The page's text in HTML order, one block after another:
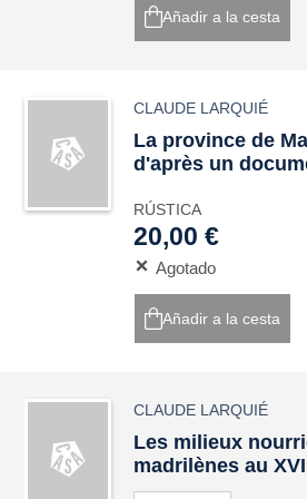
Añadir a la cesta
CLAUDE LARQUIÉ
La province de
d'après un
RÚSTICA
20,00 €
Agotado
Añadir a la cesta
CLAUDE LARQUIÉ
Les milieux
madrilènes au